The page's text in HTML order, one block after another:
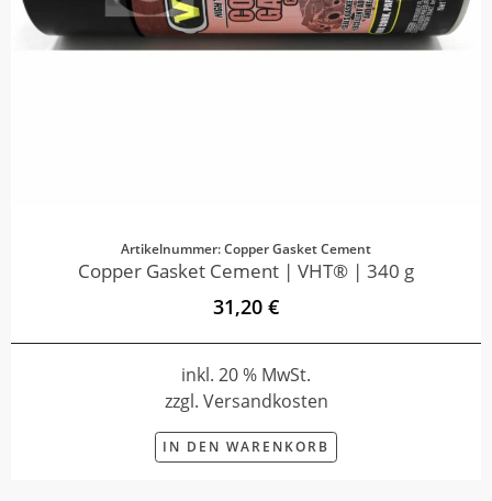
Artikelnummer: Copper Gasket Cement
Copper Gasket Cement | VHT® | 340 g
31,20 €
inkl. 20 % MwSt.
zzgl. Versandkosten
IN DEN WARENKORB